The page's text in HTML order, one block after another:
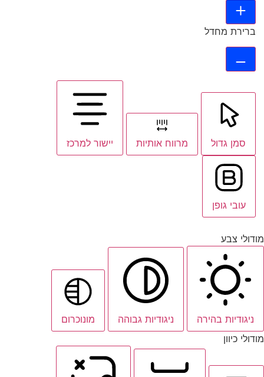
ברירת מחדל
סמן גדול מרווח אותיות יישור למרכז
עובי גופן
מודולי צבע
ניגודיות בהירה ניגודיות גבוהה
מונוכרום
מודולי כיוון